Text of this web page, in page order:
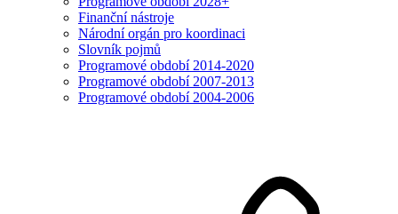
Finanční nástroje
Národní orgán pro koordinaci
Slovník pojmů
Programové období 2014-2020
Programové období 2007-2013
Programové období 2004-2006